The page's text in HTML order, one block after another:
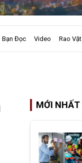
Bạn Đọc Video Rao Vặt
MỚI NHẤT